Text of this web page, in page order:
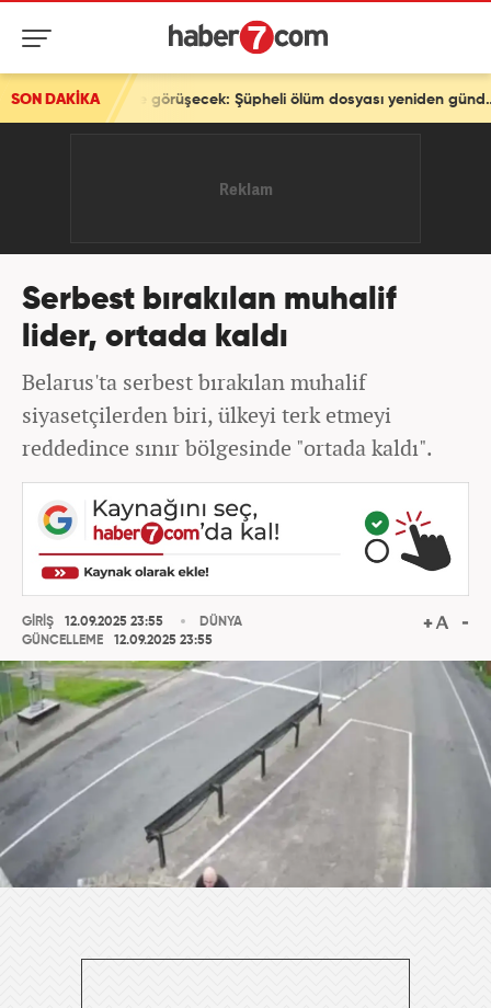
SON DAKİKA Akın Gürlek, Behçet Oktay'ın ailesiyle görüşecek: Şüpheli ölüm dosyası yeniden gündemde
Serbest bırakılan muhalif
lider, ortada kaldı
Belarus'ta serbest bırakılan muhalif
siyasetçilerden biri, ülkeyi terk etmeyi
reddedince sınır bölgesinde "ortada kaldı".
GİRİŞ
12.09.2025 23:55
GÜNCELLEME
12.09.2025 23:55
DÜNYA